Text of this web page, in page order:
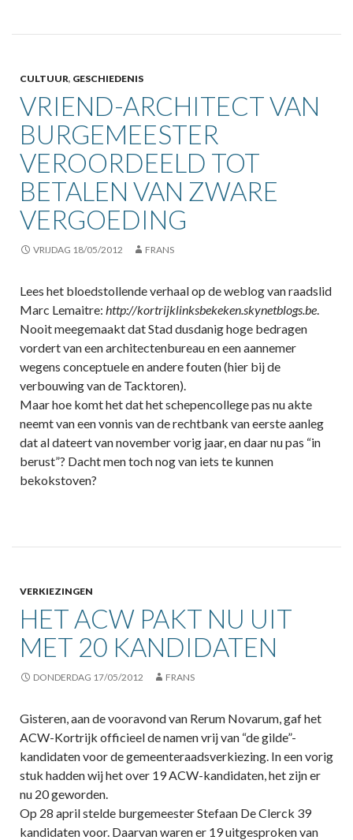
CULTUUR, GESCHIEDENIS
VRIEND-ARCHITECT VAN
BURGEMEESTER
VEROORDEELD TOT
BETALEN VAN ZWARE
VERGOEDING
VRIJDAG 18/05/2012 FRANS
Lees het bloedstollende verhaal op de weblog van raadslid
Marc Lemaitre: http://kortrijklinksbekeken.skynetblogs.be.
Nooit meegemaakt dat Stad dusdanig hoge bedragen
vordert van een architectenbureau en een aannemer
wegens conceptuele en andere fouten (hier bij de
verbouwing van de Tacktoren).
Maar hoe komt het dat het schepencollege pas nu akte
neemt van een vonnis van de rechtbank van eerste aanleg
dat al dateert van november vorig jaar, en daar nu pas “in
berust”? Dacht men toch nog van iets te kunnen
bekokstoven?
VERKIEZINGEN
HET ACW PAKT NU UIT
MET 20 KANDIDATEN
DONDERDAG 17/05/2012 FRANS
Gisteren, aan de vooravond van Rerum Novarum, gaf het
ACW-Kortrijk officieel de namen vrij van “de gilde”-
kandidaten voor de gemeenteraadsverkiezing. In een vorig
stuk hadden wij het over 19 ACW-kandidaten, het zijn er
nu 20 geworden.
Op 28 april stelde burgemeester Stefaan De Clerck 39
kandidaten voor. Daarvan waren er 19 uitgesproken van